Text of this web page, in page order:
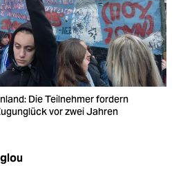
Die Teilnehmer fordern
vor zwei Jahren